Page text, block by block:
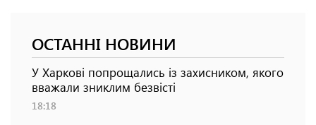
ОСТАННІ НОВИНИ
У Харкові попрощались із захисником, якого
вважали зниклим безвісті
18:18